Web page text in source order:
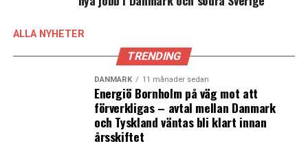
ALLA NYHETER
TRENDING
DANMARK 11 månader sedan
Energiö Bornholm på väg mot att
förverkligas – avtal mellan Danmark
och Tyskland väntas bli klart innan
årsskiftet